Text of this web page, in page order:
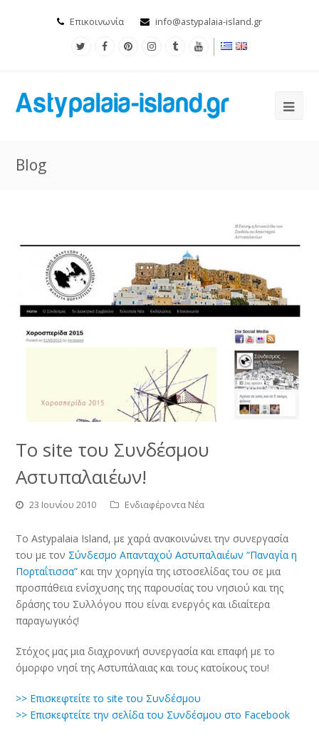
Επικοινωνία info@astypalaia-island.gr
Blog
Το site του Συνδέσμου
Αστυπαλαιέων!
23 Ιουνίου 2010 Ενδιαφέροντα Νέα
Το Astypalaia Island, με χαρά ανακοινώνει την συνεργασία
του με τον Σύνδεσμο Απανταχού Αστυπαλαιέων “Παναγία η
Πορταΐτισσα” και την χορηγία της ιστοσελίδας του σε μια
προσπάθεια ενίσχυσης της παρουσίας του νησιού και της
δράσης του Συλλόγου που είναι ενεργός και ιδιαίτερα
παραγωγικός!
Στόχος μας μια διαχρονική συνεργασία και επαφή με το
όμορφο νησί της Αστυπάλαιας και τους κατοίκους του!
>> Επισκεφτείτε το site του Συνδέσμου
>> Επισκεφτείτε την σελίδα του Συνδέσμου στο Facebook